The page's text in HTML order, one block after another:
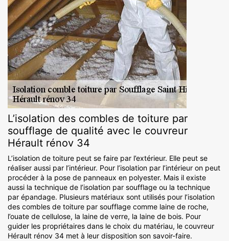
L’isolation des combles de toiture par
soufflage de qualité avec le couvreur
Hérault rénov 34
L’isolation de toiture peut se faire par l’extérieur. Elle peut se
réaliser aussi par l’intérieur. Pour l’isolation par l’intérieur on peut
procéder à la pose de panneaux en polyester. Mais il existe
aussi la technique de l’isolation par soufflage ou la technique
par épandage. Plusieurs matériaux sont utilisés pour l’isolation
des combles de toiture par soufflage comme laine de roche,
l’ouate de cellulose, la laine de verre, la laine de bois. Pour
guider les propriétaires dans le choix du matériau, le couvreur
Hérault rénov 34 met à leur disposition son savoir-faire.